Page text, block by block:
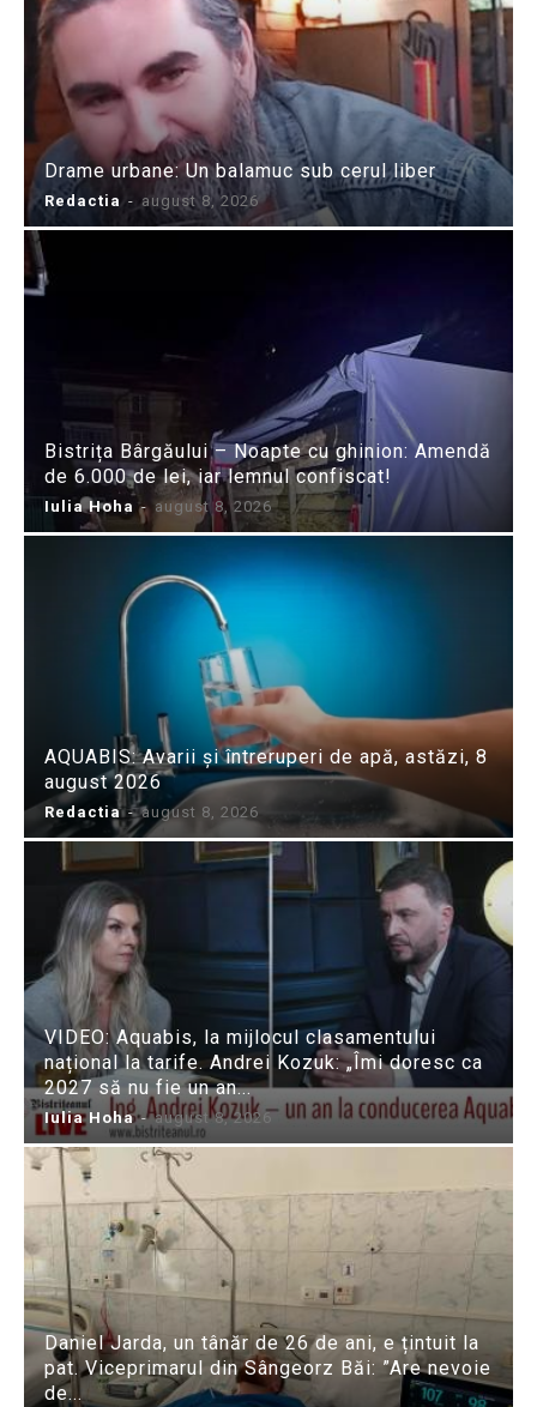
Drame urbane: Un balamuc sub cerul liber
Redactia - august 8, 2026
Bistrița Bârgăului – Noapte cu ghinion: Amendă
de 6.000 de lei, iar lemnul confiscat!
Iulia Hoha - august 8, 2026
AQUABIS: Avarii și întreruperi de apă, astăzi, 8
august 2026
Redactia - august 8, 2026
VIDEO: Aquabis, la mijlocul clasamentului
național la tarife. Andrei Kozuk: „Îmi doresc ca
2027 să nu fie un an...
Iulia Hoha - august 8, 2026
Daniel Jarda, un tânăr de 26 de ani, e țintuit la
pat. Viceprimarul din Sângeorz Băi: ”Are nevoie
de...